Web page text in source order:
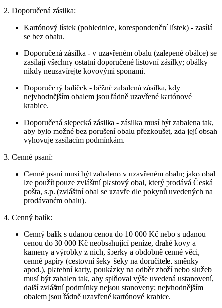
2. Doporučená zásilka:
Kartónový lístek (pohlednice, korespondenční lístek) - zasílá
se bez obalu.
Doporučená zásilka - v uzavřeném obalu (zalepené obálce) se
zasílají všechny ostatní doporučené listovní zásilky; obálky
nikdy neuzavírejte kovovými sponami.
Doporučený balíček - běžně zabalená zásilka, kdy
nejvhodnějším obalem jsou řádně uzavřené kartónové
krabice.
Doporučená slepecká zásilka - zásilka musí být zabalena tak,
aby bylo možné bez porušení obalu přezkoušet, zda její obsah
vyhovuje zasílacím podmínkám.
3. Cenné psaní:
Cenné psaní musí být zabaleno v uzavřeném obalu; jako obal
lze použít pouze zvláštní plastový obal, který prodává Česká
pošta, s.p. (zvláštní obal se uzavře dle pokynů uvedených na
prodávaném obalu).
4. Cenný balík:
Cenný balík s udanou cenou do 10 000 Kč nebo s udanou
cenou do 30 000 Kč neobsahující peníze, drahé kovy a
kameny a výrobky z nich, šperky a obdobně cenné věci,
cenné papíry (cestovní šeky, šeky na doručitele, směnky
apod.), platební karty, poukázky na odběr zboží nebo služeb
musí být zabalen tak, aby splňoval výše uvedená ustanovení,
další zvláštní podmínky nejsou stanoveny; nejvhodnějším
obalem jsou řádně uzavřené kartónové krabice.